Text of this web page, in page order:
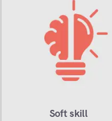
Soft skill